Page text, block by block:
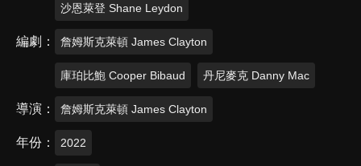
沙恩萊登 Shane Leydon
編劇 詹姆斯克萊頓 James Clayton
庫珀比鮑 Cooper Bibaud 丹尼麥克 Danny Mac
導演 詹姆斯克萊頓 James Clayton
年份 2022